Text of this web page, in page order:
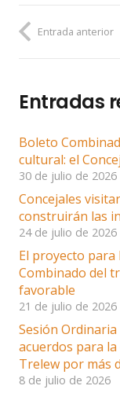
Entrada anterior
Entradas
Boleto
cultural: el
30 de julio de 2026
Concejales
construirán las
24 de julio de 2026
El proyecto
Combinado del
favorable
21 de julio de 2026
Sesión
acuerdos para
Trelew por más
8 de julio de 2026